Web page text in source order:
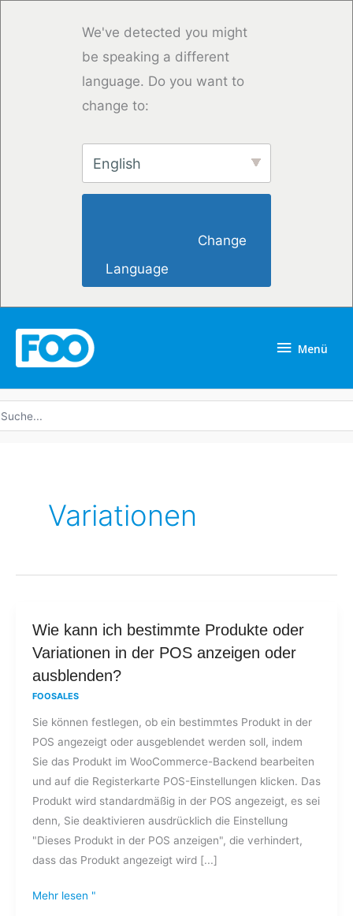
We've detected you might
be speaking a different
language. Do you want to
change to:
English
Language
Menü
Variationen
Wie kann ich bestimmte Produkte oder
Variationen in der POS anzeigen oder
ausblenden?
FOOSALES
Sie können festlegen, ob ein bestimmtes Produkt in der
POS angezeigt oder ausgeblendet werden soll, indem
Sie das Produkt im WooCommerce-Backend bearbeiten
und auf die Registerkarte POS-Einstellungen klicken. Das
Produkt wird standardmäßig in der POS angezeigt, es sei
denn, Sie deaktivieren ausdrücklich die Einstellung
"Dieses Produkt in der POS anzeigen", die verhindert,
dass das Produkt angezeigt wird [...]
Wie
kann
oder
Variationen
in
der
POS
anzeigen
oder
ausblenden?
Mehr lesen "